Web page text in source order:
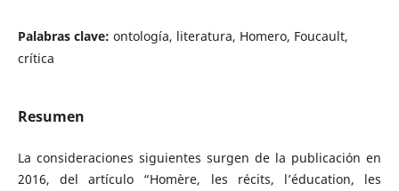
Palabras clave: ontología, literatura, Homero, Foucault,
crítica
Resumen
La consideraciones siguientes surgen de la publicación en
2016, del artículo “Homère, les récits, l’éducation, les